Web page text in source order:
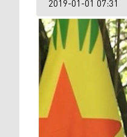
2019-01-01 07:31